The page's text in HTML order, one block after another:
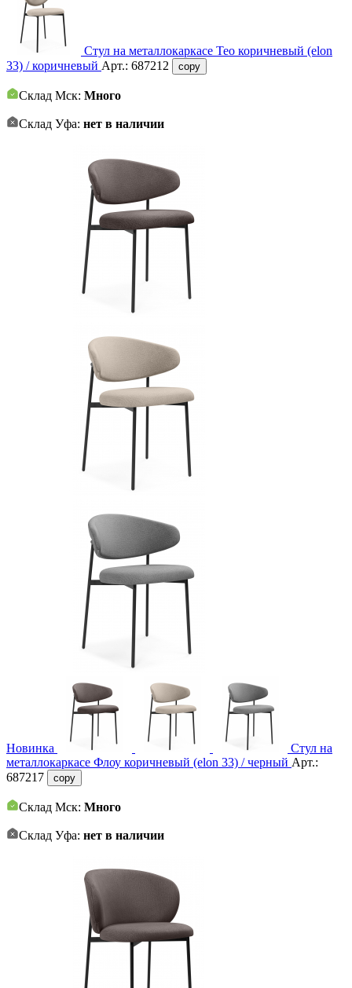
Стул на металлокаркасе Тео коричневый (elon
33) / коричневый Арт.: 687212 copy
Склад Мск: Много
Склад Уфа: нет в наличии
Новинка
Стул на
металлокаркасе Флоу коричневый (elon 33) / черный Арт.:
687217
copy
Склад Мск: Много
Склад Уфа: нет в наличии